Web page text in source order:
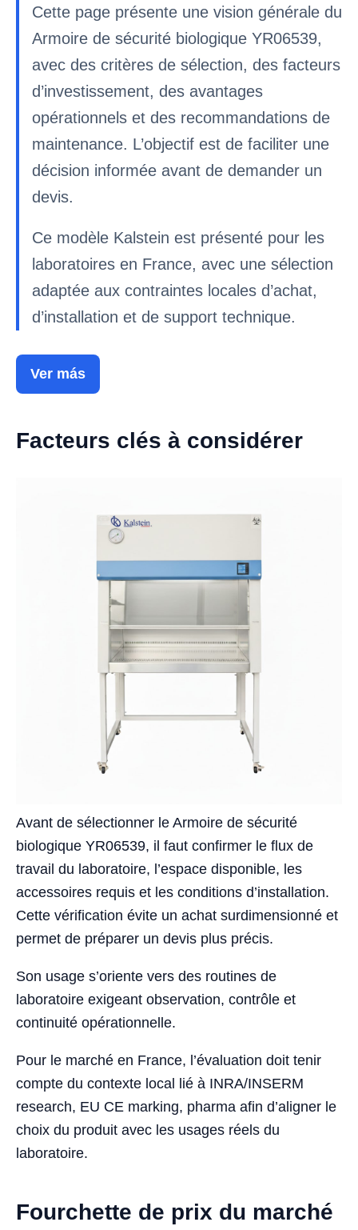
Cette page présente une vision générale du
Armoire de sécurité biologique YR06539,
avec des critères de sélection, des facteurs
d’investissement, des avantages
opérationnels et des recommandations de
maintenance. L’objectif est de faciliter une
décision informée avant de demander un
devis.
Ce modèle Kalstein est présenté pour les
laboratoires en France, avec une sélection
adaptée aux contraintes locales d’achat,
d’installation et de support technique.
Ver más
Facteurs clés à considérer
Avant de sélectionner le Armoire de sécurité
biologique YR06539, il faut confirmer le flux de
travail du laboratoire, l’espace disponible, les
accessoires requis et les conditions d’installation.
Cette vérification évite un achat surdimensionné et
permet de préparer un devis plus précis.
Son usage s’oriente vers des routines de
laboratoire exigeant observation, contrôle et
continuité opérationnelle.
Pour le marché en France, l’évaluation doit tenir
compte du contexte local lié à INRA/INSERM
research, EU CE marking, pharma afin d’aligner le
choix du produit avec les usages réels du
laboratoire.
Fourchette de prix du marché